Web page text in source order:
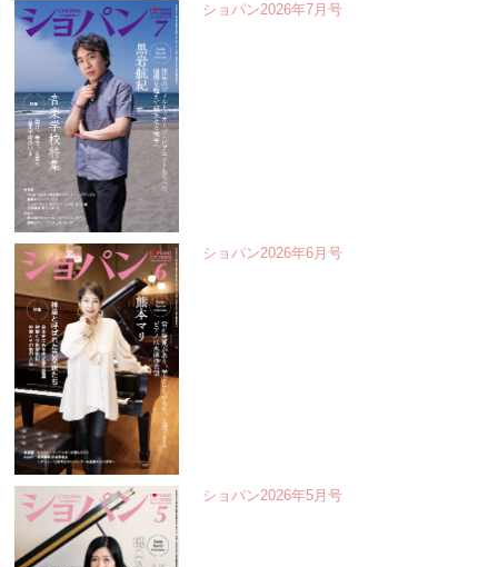
ショパン2026年7月号
ショパン2026年6月号
ショパン2026年5月号